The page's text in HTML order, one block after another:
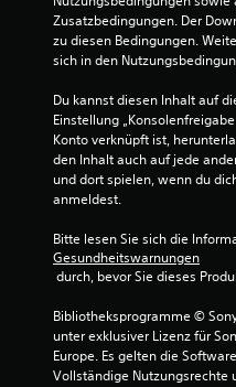
Zusatzbedingungen. Der
zu diesen Bedingungen.
sich in den
Du kannst diesen Inhalt auf
Einstellung
Konto verknüpft ist,
den Inhalt auch auf jede
und dort spielen, wenn du
anmeldest.
Bitte lesen Sie sich die
Gesundheitswarnungen
durch, bevor Sie dieses
Bibliotheksprogramme ©
unter exklusiver Lizenz für
Europe. Es gelten die
Vollständige